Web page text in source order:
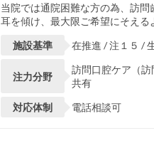
当院では通院困難な方の為、訪
耳を傾け、最大限ご希望にそえ
施設基準
在推進 / 注１５
注力分野
訪問口腔ケア（
共有
対応体制
電話相談可